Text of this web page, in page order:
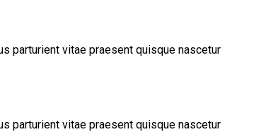
parturient vitae praesent quisque nascetur
parturient vitae praesent quisque nascetur